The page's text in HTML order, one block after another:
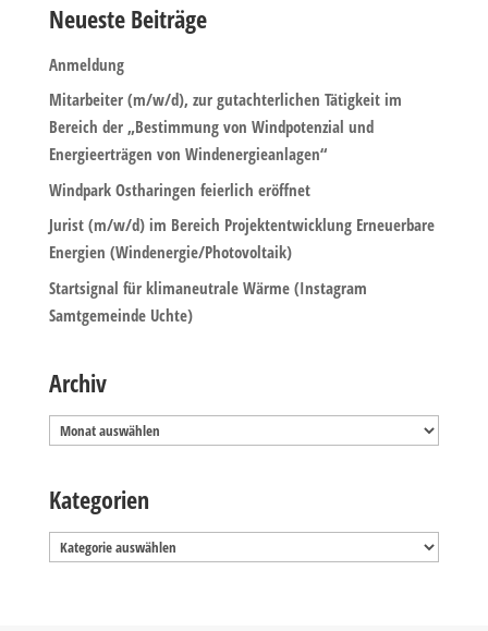
Neueste Beiträge
Anmeldung
Mitarbeiter (m/w/d), zur gutachterlichen Tätigkeit im
Bereich der „Bestimmung von Windpotenzial und
Energieerträgen von Windenergieanlagen“
Windpark Ostharingen feierlich eröffnet
Jurist (m/w/d) im Bereich Projektentwicklung Erneuerbare
Energien (Windenergie/Photovoltaik)
Startsignal für klimaneutrale Wärme (Instagram
Samtgemeinde Uchte)
Archiv
Archiv
Kategorien
Kategorien